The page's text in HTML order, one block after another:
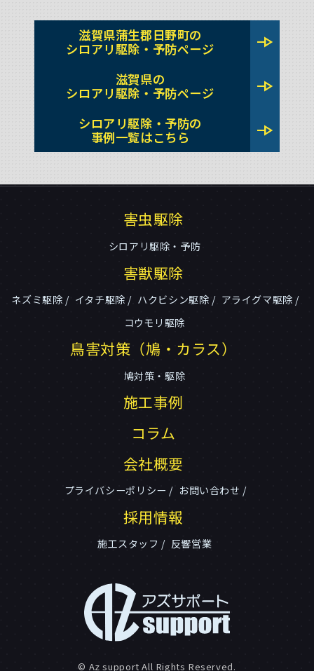
滋賀県蒲生郡日野町の
シロアリ駆除・予防ページ
line_end_arrow
滋賀県の
シロアリ駆除・予防ページ
line_end_arrow
シロアリ駆除・予防の
事例一覧はこちら
line_end_arrow
害虫駆除
シロアリ駆除・予防
害獣駆除
ネズミ駆除 イタチ駆除 ハクビシン駆除
アライグマ駆除
コウモリ駆除
鳥害対策（鳩・カラス）
鳩対策・駆除
施工事例
コラム
会社概要
プライバシーポリシー お問い合わせ
採用情報
施工スタッフ 反響営業
© Az support All Rights Reserved.